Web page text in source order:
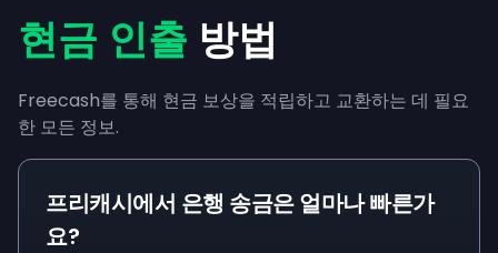
현금 인출 방법
Freecash를 통해 현금 보상을 적립하고 교환하는 데 필요
한 모든 정보.
프리캐시에서 은행 송금은 얼마나 빠른가
요?